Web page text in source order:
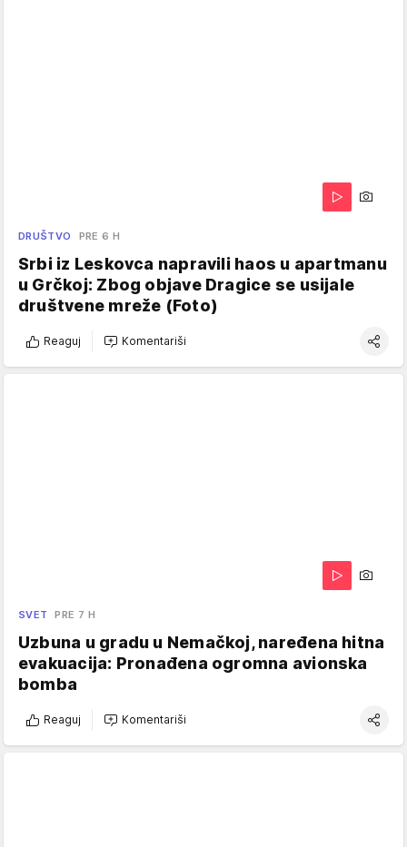
DRUŠTVO PRE 6 H
Srbi iz Leskovca napravili haos u apartmanu
u Grčkoj: Zbog objave Dragice se usijale
društvene mreže (Foto)
Reaguj Komentariši
SVET PRE 7 H
Uzbuna u gradu u Nemačkoj, naređena hitna
evakuacija: Pronađena ogromna avionska
bomba
Reaguj Komentariši